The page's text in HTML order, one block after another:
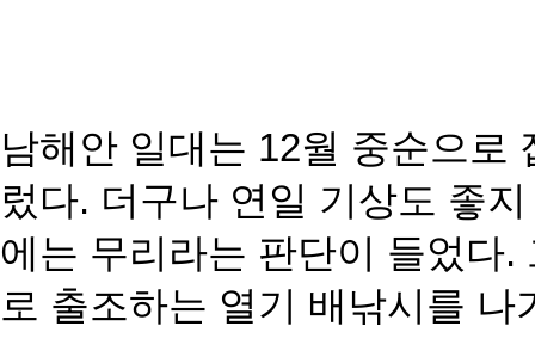
남해안 일대는 12월 중순으로
렀다. 더구나 연일 기상도 좋
에는 무리라는 판단이 들었다
로 출조하는 열기 배낚시를 나